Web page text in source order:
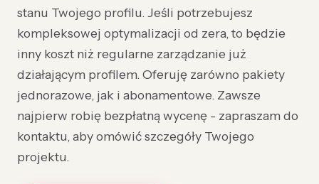
stanu Twojego profilu. Jeśli potrzebujesz
kompleksowej optymalizacji od zera, to będzie
inny koszt niż regularne zarządzanie już
działającym profilem. Oferuję zarówno pakiety
jednorazowe, jak i abonamentowe. Zawsze
najpierw robię bezpłatną wycenę - zapraszam do
kontaktu, aby omówić szczegóły Twojego
projektu.